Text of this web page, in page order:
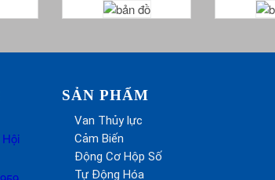
SẢN PHẨM
Van Thủy lực
Cảm Biến
Động Cơ Hộp Số
Tự Động Hóa